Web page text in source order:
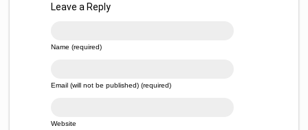
Leave a Reply
Name (required)
Email (will not be published) (required)
Website